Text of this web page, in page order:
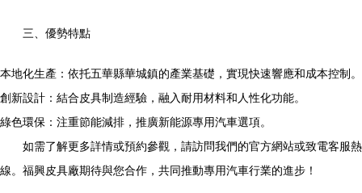
三、優勢特點
本地化生產：依托五華縣華城鎮的產業基礎，實現快速響應和成本控制。
創新設計：結合皮具制造經驗，融入耐用材料和人性化功能。
綠色環保：注重節能減排，推廣新能源專用汽車選項。
如需了解更多詳情或預約參觀，請訪問我們的官方網站或致電客服熱
線。福興皮具廠期待與您合作，共同推動專用汽車行業的進步！